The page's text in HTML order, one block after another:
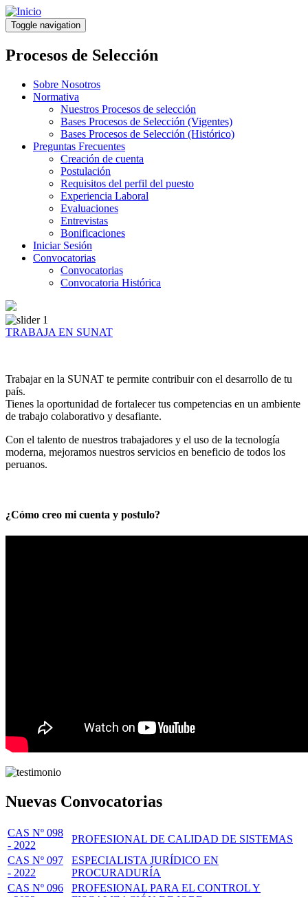
Pasar
al
contenido
principal
Toggle navigation
Procesos de Selección
Sobre Nosotros
Normativa
Nuestros Procesos de selección
Bases Procesos de Selección (Vigentes)
Bases Procesos de Selección (Histórico)
Preguntas Frecuentes
Creación de cuenta
Postulación
Requisitos del perfil del puesto
Experiencia Laboral
Evaluaciones
Entrevistas
Bonificaciones
Iniciar Sesión
Convocatorias
Convocatorias
Convocatoria Histórica
TRABAJA EN SUNAT
Trabajar en la SUNAT te permite contribuir con el desarrollo de tu
país.
Tienes la oportunidad de fortalecer tus competencias en un ambiente
de trabajo colaborativo y desafiante.
Con el talento de nuestros trabajadores y el uso de la tecnología
moderna, mejoramos nuestros servicios en beneficio de todos los
peruanos.
¿Cómo creo mi cuenta y postulo?
Nuevas Convocatorias
CAS Nº 098
- 2022
PROFESIONAL DE CALIDAD DE SISTEMAS
CAS Nº 097
- 2022
ESPECIALISTA JURÍDICO EN
PROCURADURÍA
CAS Nº 096
PROFESIONAL PARA EL CONTROL Y